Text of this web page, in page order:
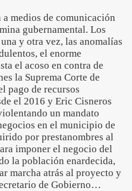
medios de comunicación
gubernamental. Los
y otra vez, las anomalías
el enorme
el acoso en contra de
la Suprema Corte de
pago de recursos
el 2016 y Eric Cisneros
un mandato
en el municipio de
por prestanombres al
imponer el negocio del
la población enardecida,
marcha atrás al proyecto y
de Gobierno…